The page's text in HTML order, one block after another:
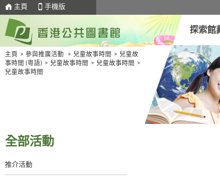
主頁 手機版
探索館
主頁 > 參與推廣活動 > 兒童故事時間 > 兒童故
事時間 (粵語) > 兒童故事時間 > 兒童故事時間
>
兒童故事時間
全部活動
推介活動